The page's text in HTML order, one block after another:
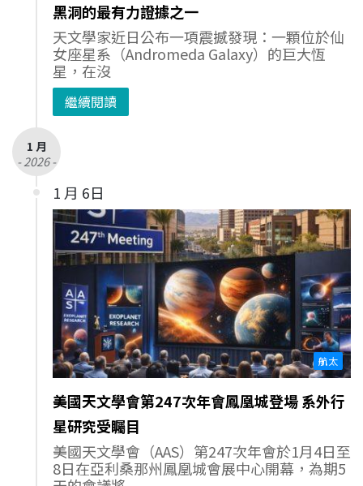
黑洞的最有力證據之一
天文學家近日公布一項震撼發現：一顆位於仙
女座星系（Andromeda Galaxy）的巨大恆
星，在沒
繼續閱讀
1 月
- 2026 -
1 月 6日
航太
美國天文學會第247次年會鳳凰城登場 系外行
星研究受矚目
美國天文學會（AAS）第247次年會於1月4日至
8日在亞利桑那州鳳凰城會展中心開幕，為期5